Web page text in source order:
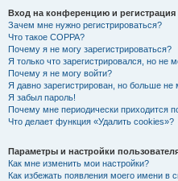
Вход на конференцию и регистрация
Зачем мне нужно регистрироваться?
Что такое COPPA?
Почему я не могу зарегистрироваться?
Я только что зарегистрировался, но не
Почему я не могу войти?
Я давно зарегистрирован, но больше не
Я забыл пароль!
Почему мне периодически приходится
Что делает функция «Удалить cookies»?
Параметры и настройки
Как мне изменить мои настройки?
Как избежать появления моего имени в